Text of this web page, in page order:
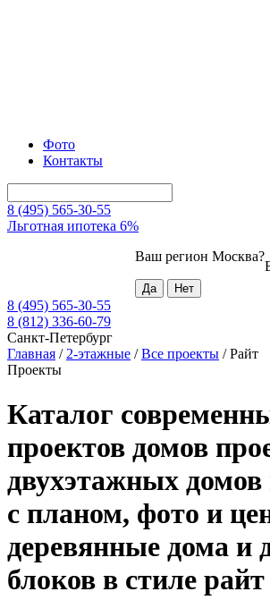
Фото
Контакты
8 (495) 565-30-55
Льготная ипотека 6%
Ваш регион Москва?
8 (495) 565-30-55
8 (812) 336-60-79
Санкт-Петербург
Главная / 2-этажные /Все проекты /Райт
Проекты
Каталог
проектов домов
двухэтажных
с планом, фото и
деревянные дома и
блоков в стиле райт